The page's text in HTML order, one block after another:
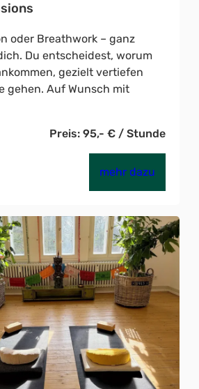
oder Breathwork – ganz
Du entscheidest, worum
gezielt vertiefen
gehen. Auf Wunsch mit
Preis: 95,- € / Stunde
mehr dazu